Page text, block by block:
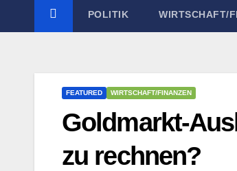
POLITIK WIRTSCHAFT/
FEATURED WIRTSCHAFT/FINANZEN
Goldmarkt-
zu rechnen?